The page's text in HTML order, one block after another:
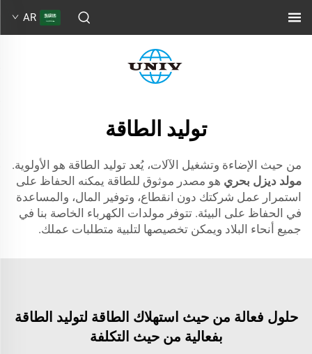
AR
توليد الطاقة
من حيث الإضاءة وتشغيل الآلات، يُعد توليد الطاقة هو الأولوية.
مولد ديزل بحري هو مصدر موثوق للطاقة يمكنه الحفاظ على
استمرار عمل شركتك دون انقطاع، وتوفير المال، والمساعدة
في الحفاظ على البيئة. تتوفر مولدات الكهرباء الخاصة بنا في
جميع أنحاء البلاد ويمكن تخصيصها لتلبية متطلبات عملك.
حلول فعالة من حيث استهلاك الطاقة لتوليد الطاقة
بفعالية من حيث التكلفة